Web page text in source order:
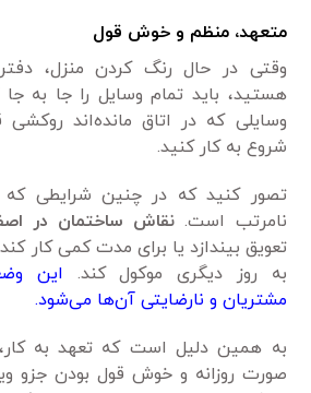
متعهد، منظم و خوش قول
وقتی در حال رنگ کردن منزل،
هستید، باید تمام وسایل را جا به
وسایلی که در اتاق مانده‌اند
شروع به کار کنید.
تصور کنید که در چنین شرایطی
نامرتب است. نقاش ساختمان در
تعویق بیندازد یا برای مدت کمی کار
به روز دیگری موکول کند. این
مشتریان و نارضایتی آن‌ها می‌شود.
به همین دلیل است که تعهد به
صورت روزانه و خوش قول بودن جزو